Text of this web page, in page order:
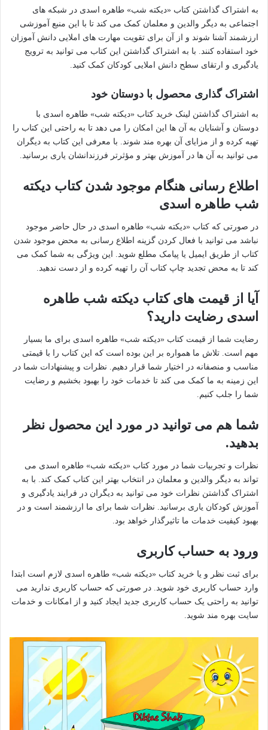
به اشتراک گذاشتن کتاب «دیکته شب» طاهره اسدی در شبکه های
اجتماعی به دیگر والدین و معلمان کمک می کند تا با این منبع آموزشی
ارزشمند آشنا شوند و از آن برای تقویت مهارت های املایی دانش آموزان
خود استفاده کنند. با به اشتراک گذاشتن این کتاب می توانید به ترویج
یادگیری و ارتقای سطح دانش املایی کودکان کمک کنید.
اشتراک گذاری محصول با دوستان خود
به اشتراک گذاشتن لینک خرید کتاب «دیکته شب» طاهره اسدی با
دوستان و آشنایان به آن ها این امکان را می دهد تا به راحتی این کتاب را
تهیه کرده و از مزایای آن بهره مند شوند. با معرفی این کتاب به دیگران
می توانید به آن ها در آموزش بهتر و مؤثرتر فرزندانشان یاری برسانید.
اطلاع رسانی هنگام موجود شدن کتاب دیکته
شب طاهره اسدی
در صورتی که کتاب «دیکته شب» طاهره اسدی در حال حاضر موجود
نباشد می توانید با فعال کردن گزینه اطلاع رسانی به محض موجود شدن
کتاب از طریق ایمیل یا پیامک مطلع شوید. این ویژگی به شما کمک می
کند تا به محض تجدید چاپ کتاب آن را تهیه کرده و از دست ندهید.
آیا از قیمت های کتاب دیکته شب طاهره
اسدی رضایت دارید؟
رضایت شما از قیمت کتاب «دیکته شب» طاهره اسدی برای ما بسیار
مهم است. تلاش ما همواره بر این بوده است که این کتاب را با قیمتی
مناسب و منصفانه در اختیار شما قرار دهیم. نظرات و پیشنهادات شما در
این زمینه به ما کمک می کند تا خدمات خود را بهبود بخشیم و رضایت
شما را جلب کنیم.
شما هم می توانید در مورد این محصول نظر
بدهید.
نظرات و تجربیات شما در مورد کتاب «دیکته شب» طاهره اسدی می
تواند به دیگر والدین و معلمان در انتخاب بهتر این کتاب کمک کند. با به
اشتراک گذاشتن نظرات خود می توانید به دیگران در فرایند یادگیری و
آموزش کودکان یاری برسانید. نظرات شما برای ما ارزشمند است و در
بهبود کیفیت خدمات ما تاثیرگذار خواهد بود.
ورود به حساب کاربری
برای ثبت نظر و یا خرید کتاب «دیکته شب» طاهره اسدی لازم است ابتدا
وارد حساب کاربری خود شوید. در صورتی که حساب کاربری ندارید می
توانید به راحتی یک حساب کاربری جدید ایجاد کنید و از امکانات و خدمات
سایت بهره مند شوید.